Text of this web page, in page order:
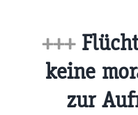
+++
keine
zur